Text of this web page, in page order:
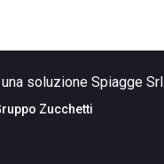
soluzione Spiagge Srl
Zucchetti